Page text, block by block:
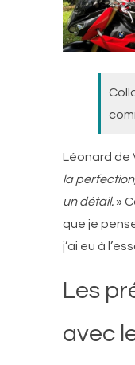
Léonard de
la
un détail. »
que je
j’ai eu à
Les
avec